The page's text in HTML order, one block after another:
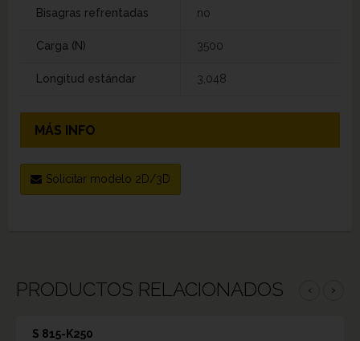
Bisagras refrentadas no
Carga (N) 3500
Longitud estándar 3,048
MÁS INFO
Solicitar modelo 2D/3D
PRODUCTOS RELACIONADOS ‹ ›
S 815-K250